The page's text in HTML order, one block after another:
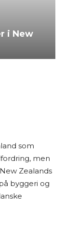
i New
som
men
Zealands
byggeri og